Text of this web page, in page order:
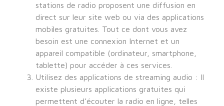
stations de radio proposent une diffusion en
direct sur leur site web ou via des applications
mobiles gratuites. Tout ce dont vous avez
besoin est une connexion Internet et un
appareil compatible (ordinateur, smartphone,
tablette) pour accéder à ces services.
Utilisez des applications de streaming audio : Il
existe plusieurs applications gratuites qui
permettent d’écouter la radio en ligne, telles